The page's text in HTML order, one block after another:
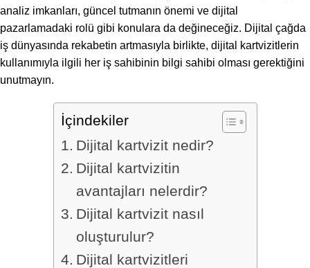
analiz imkanları, güncel tutmanın önemi ve dijital
pazarlamadaki rolü gibi konulara da değineceğiz. Dijital çağda
iş dünyasında rekabetin artmasıyla birlikte, dijital kartvizitlerin
kullanımıyla ilgili her iş sahibinin bilgi sahibi olması gerektiğini
unutmayın.
İçindekiler
Dijital kartvizit nedir?
Dijital kartvizitin
avantajları nelerdir?
Dijital kartvizit nasıl
oluşturulur?
Dijital kartvizitleri